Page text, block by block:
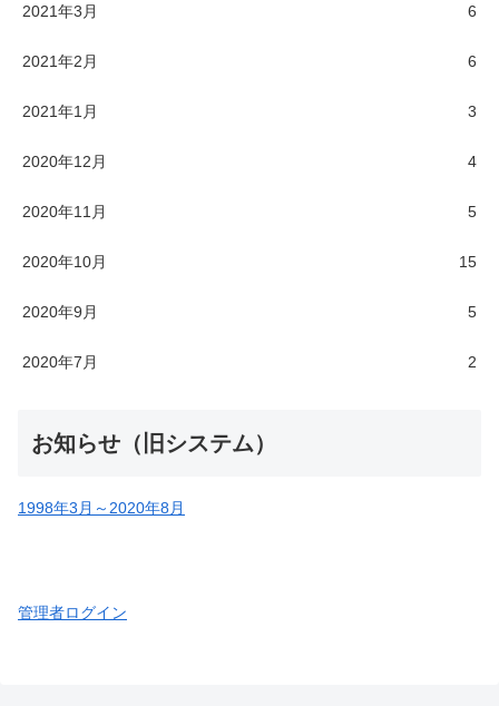
2021年3月 6
2021年2月 6
2021年1月 3
2020年12月 4
2020年11月 5
2020年10月 15
2020年9月 5
2020年7月 2
お知らせ（旧システム）
1998年3月～2020年8月
管理者ログイン